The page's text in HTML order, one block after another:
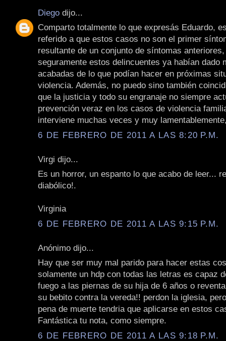
Diego dijo...
Comparto totalmente lo que expresás Eduardo,
referido a que estos casos no son el primer
resultante de un conjunto de síntomas
seguramente estos delincuentes ya habían dado
acabadas de lo que podían hacer en próximas
violencia. Además, no puedo sino también
que la justicia y todo su engranaje no siempre
prevención veraz en los casos de violencia
interviene muchas veces y muy
6 DE FEBRERO DE 2011 A LAS 8:20 P.M.
Virgi dijo...
Es un horror, un espanto lo que acabo de leer...
diabólico!.
Virginia
6 DE FEBRERO DE 2011 A LAS 9:15 P.M.
Anónimo dijo...
Hay que ser muy mal parido para hacer estas
solamente un hdp con todas las letras es capaz
fuego a las piernas de su hija de 6 años o
su bebito contra la vereda!! perdon la iglesia,
pena de muerte tendria que aplicarse en estos
Fantástica tu nota, como siempre.
6 DE FEBRERO DE 2011 A LAS 9:18 P.M.